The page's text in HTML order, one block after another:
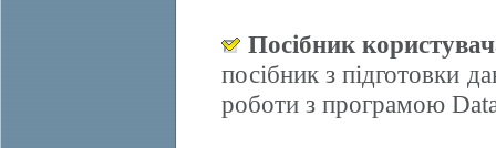
Посібник
посібник з підготовки
роботи з програмою